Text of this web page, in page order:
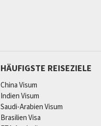
HÄUFIGSTE REISEZIELE
China Visum
Indien Visum
Saudi-Arabien Visum
Brasilien Visa